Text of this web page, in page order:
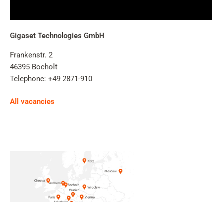
Gigaset Technologies GmbH
Frankenstr. 2
46395 Bocholt
Telephone: +49 2871-910
All vacancies